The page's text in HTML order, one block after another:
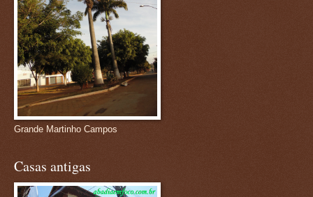
Grande Martinho Campos
Casas antigas